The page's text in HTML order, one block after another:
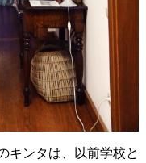
キンタは、以前学校と